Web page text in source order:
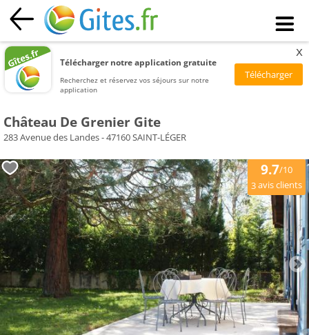
Télécharger notre application gratuite
Recherchez et réservez vos séjours sur notre
application
x
Château De Grenier Gite
283 Avenue des Landes - 47160 SAINT-LÉGER
9.7/10
3avis clients